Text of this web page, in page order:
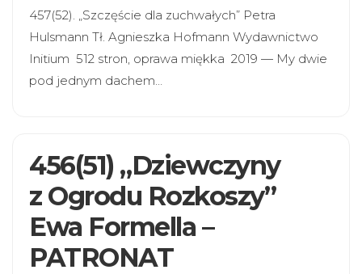
457(52). „Szczęście dla zuchwałych” Petra
Hulsmann Tł. Agnieszka Hofmann Wydawnictwo
Initium 512 stron, oprawa miękka 2019 — My dwie
pod jednym dachem…
456(51) „Dziewczyny
z Ogrodu Rozkoszy”
Ewa Formella –
PATRONAT